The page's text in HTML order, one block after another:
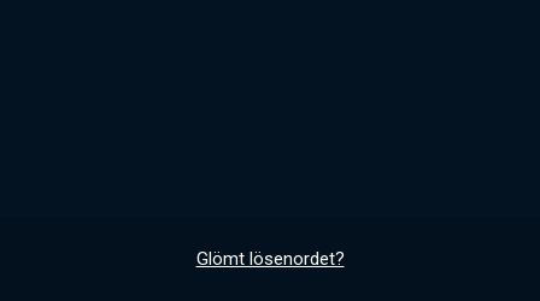
Glömt lösenordet?